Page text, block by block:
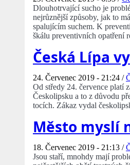
Dlouhotrvající sucho je
nejrůznější způsoby, jak to
spalujícím suchem. K
škálu preventivních opatření
Česká Lípa
24. Červenec 2019 - 21:24 /
Od středy 24. července platí
Českolipsku a to z důvodu
tocích. Zákaz vydal
Město myslí
18. Červenec 2019 - 21:13 /
Jsou staří, mnohdy mají